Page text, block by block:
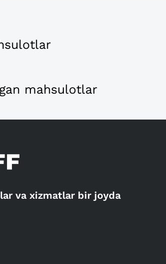
mahsulotlar
va xizmatlar bir joyda